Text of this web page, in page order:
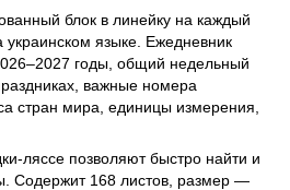
блок в линейку на каждый
украинском языке. Ежедневник
годы, общий недельный
важные номера
стран мира, единицы измерения,
ляссе позволяют быстро найти и
Содержит 168 листов, размер —